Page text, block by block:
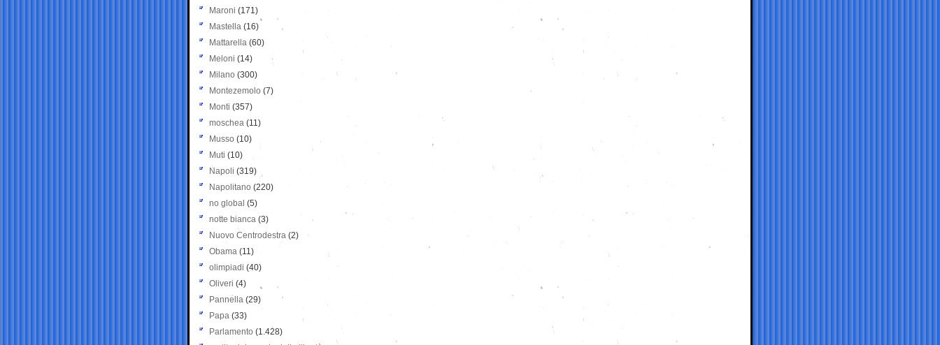
Maroni (171)
Mastella (16)
Mattarella (60)
Meloni (14)
Milano (300)
Montezemolo (7)
Monti (357)
moschea (11)
Musso (10)
Muti (10)
Napoli (319)
Napolitano (220)
no global (5)
notte bianca (3)
Nuovo Centrodestra (2)
Obama (11)
olimpiadi (40)
Oliveri (4)
Pannella (29)
Papa (33)
Parlamento (1.428)